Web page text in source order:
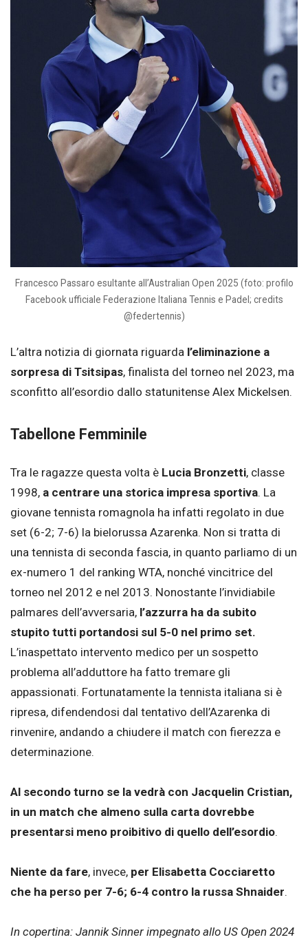
Francesco Passaro esultante all’Australian Open 2025 (foto: profilo
Facebook ufficiale Federazione Italiana Tennis e Padel; credits
@federtennis)
L’altra notizia di giornata riguarda l’eliminazione a
sorpresa di Tsitsipas, finalista del torneo nel 2023, ma
sconfitto all’esordio dallo statunitense Alex Mickelsen.
Tabellone Femminile
Tra le ragazze questa volta è Lucia Bronzetti, classe
1998, a centrare una storica impresa sportiva. La
giovane tennista romagnola ha infatti regolato in due
set (6-2; 7-6) la bielorussa Azarenka. Non si tratta di
una tennista di seconda fascia, in quanto parliamo di un
ex-numero 1 del ranking WTA, nonché vincitrice del
torneo nel 2012 e nel 2013. Nonostante l’invidiabile
palmares dell’avversaria, l’azzurra ha da subito
stupito tutti portandosi sul 5-0 nel primo set.
L’inaspettato intervento medico per un sospetto
problema all’adduttore ha fatto tremare gli
appassionati. Fortunatamente la tennista italiana si è
ripresa, difendendosi dal tentativo dell’Azarenka di
rinvenire, andando a chiudere il match con fierezza e
determinazione.
Al secondo turno se la vedrà con Jacquelin Cristian,
in un match che almeno sulla carta dovrebbe
presentarsi meno proibitivo di quello dell’esordio.
Niente da fare, invece, per Elisabetta Cocciaretto
che ha perso per 7-6; 6-4 contro la russa Shnaider.
In copertina: Jannik Sinner impegnato allo US Open 2024